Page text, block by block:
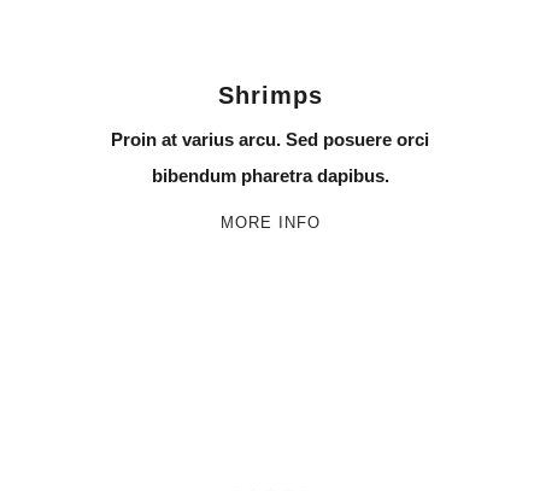
Shrimps
Proin at varius arcu. Sed posuere orci
bibendum pharetra dapibus.
MORE INFO